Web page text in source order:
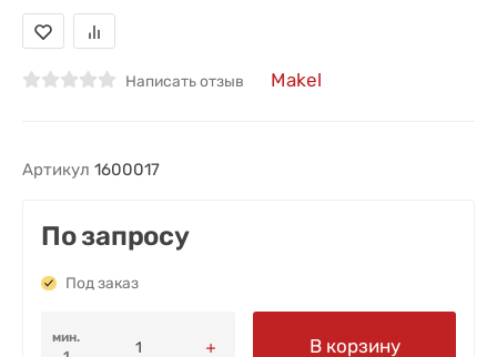
Написать отзыв Makel
Артикул 1600017
По запросу
Под заказ
мин.
В корзину